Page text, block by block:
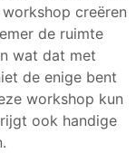
creëren
de ruimte
wat dat met
de enige bent
workshop kun
ook handige